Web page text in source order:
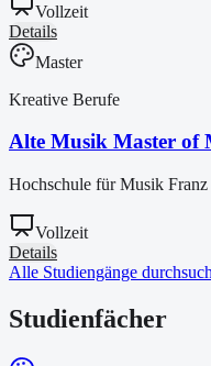
Vollzeit
Details
Master
Kreative Berufe
Alte Musik Master of
Hochschule für Musik
Vollzeit
Details
Alle Studiengänge
Studienfächer